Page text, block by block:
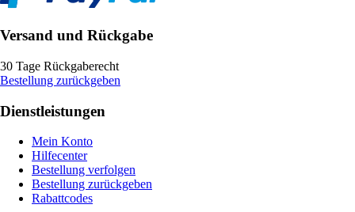
Versand und Rückgabe
30 Tage Rückgaberecht
Bestellung zurückgeben
Dienstleistungen
Mein Konto
Hilfecenter
Bestellung verfolgen
Bestellung zurückgeben
Rabattcodes